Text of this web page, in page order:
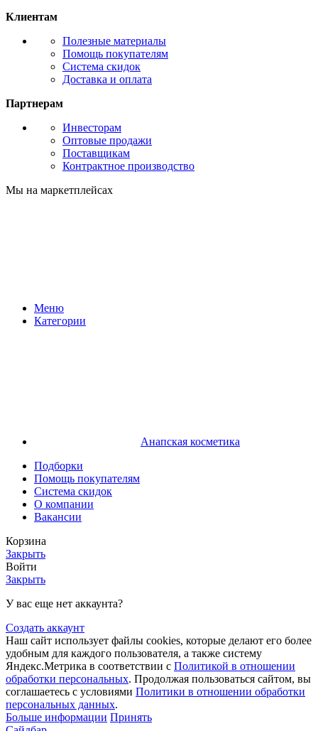
Клиентам
Полезные материалы
Помощь покупателям
Система скидок
Доставка и оплата
Партнерам
Инвесторам
Оптовые продажи
Поставщикам
Контрактное производство
Мы на маркетплейсах
Меню
Категории
Анапская косметика
Подборки
Помощь покупателям
Система скидок
О компании
Вакансии
Корзина
Закрыть
Войти
Закрыть
У вас еще нет аккаунта?
Создать аккаунт
Наш сайт использует файлы cookies, которые делают его более
удобным для каждого пользователя, а также систему
Яндекс.Метрика в соответствии с Политикой в отношении
обработки персональных. Продолжая пользоваться сайтом, вы
соглашаетесь с условиями Политики в отношении обработки
персональных данных.
Больше информации Принять